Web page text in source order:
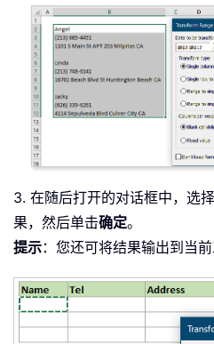
3. 在随后打开的对话框中，选
果，然后单击确定。
提示：您还可将结果输出到当